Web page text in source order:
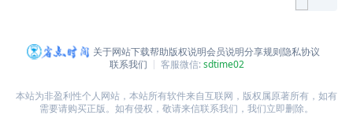
关于网站下载帮助版权说明会员说明分享规则隐私协议
联系我们
客服微信:sdtime02
本站为非盈利性个人网站，本站所有软件来自互联网，版权属原著所有，如有
需要请购买正版。如有侵权，敬请来信联系我们，我们立即删除。